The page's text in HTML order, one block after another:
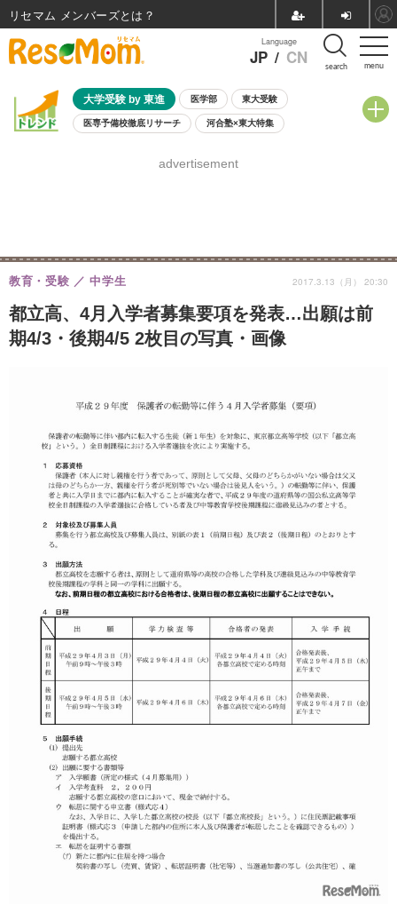
menu
Language
JP / CN search
大学受験 by 東進 医学部 東大受験
医専予備校徹底リサーチ 河合塾×東大特集
8月開催学校説明会・相談会
advertisement
都立高、4月入学者募集要項を発表…出願は前
期4/3・後期4/5 2枚目の写真・画像
教育・受験 中学生 2017.3.13（月） 20:30
リセマム メンバーズ